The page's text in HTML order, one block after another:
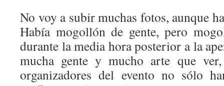
No voy a subir muchas fotos, aunque
Había mogollón de gente, pero
durante la media hora posterior a la
mucha gente y mucho arte que
organizadores del evento no sólo